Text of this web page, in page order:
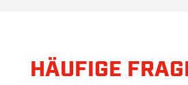
HÄUFIGE